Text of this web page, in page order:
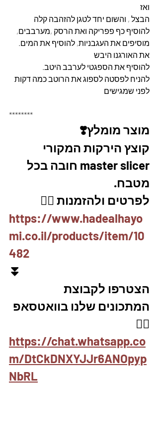
ואז
הבצל , והשום יחד לטגן להזהבה קלה
להוסיף כף פפריקה ואת הרסק ,מערבבים,
מוסיפים את העגבניות, להוסיף את המים.
את האורגנו היבש
להוסיף את הספגטי לערבב היטב.
להניח לפסטה לספוג את הרוטב כמה דקות
לפני שמגישים
********
מוצר מומלץ❣️
קוצץ הירקות המקורי
master slicer חובה בכל
מטבח.
לפרטים ולהזמנות 👇🏼
https://www.hadealhayo
mi.co.il/products/item/10
482
⏬
הצטרפו לקבוצת
המתכונים שלנו בוואטסאפ
👇🏽
https://chat.whatsapp.co
m/DtCkDNXYJJr6ANOpyp
NbRL